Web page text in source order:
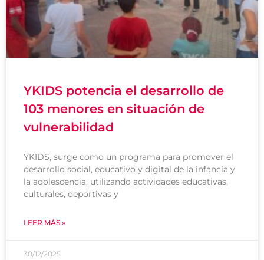
YKIDS potencia el desarrollo de
103 menores en situación de
vulnerabilidad
YKIDS, surge como un programa para promover el
desarrollo social, educativo y digital de la infancia y
la adolescencia, utilizando actividades educativas,
culturales, deportivas y
LEER MÁS »
30/12/2025